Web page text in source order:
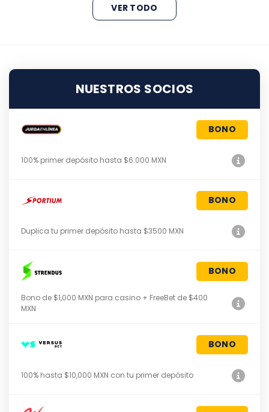
VER TODO
NUESTROS SOCIOS
BONO
100% primer depósito hasta $6.000 MXN
BONO
Duplica tu primer depósito hasta $3500 MXN
BONO
Bono de $1,000 MXN para casino + FreeBet de $400
MXN
BONO
100% hasta $10,000 MXN con tu primer depósito